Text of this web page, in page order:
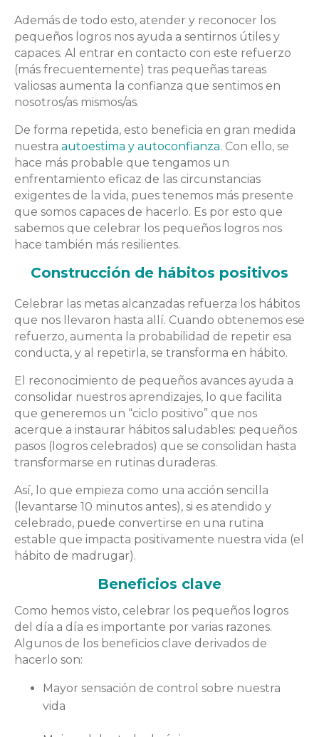
Además de todo esto, atender y reconocer los
pequeños logros nos ayuda a sentirnos útiles y
capaces. Al entrar en contacto con este refuerzo
(más frecuentemente) tras pequeñas tareas
valiosas aumenta la confianza que sentimos en
nosotros/as mismos/as.
De forma repetida, esto beneficia en gran medida
nuestra autoestima y autoconfianza. Con ello, se
hace más probable que tengamos un
enfrentamiento eficaz de las circunstancias
exigentes de la vida, pues tenemos más presente
que somos capaces de hacerlo. Es por esto que
sabemos que celebrar los pequeños logros nos
hace también más resilientes.
Construcción de hábitos positivos
Celebrar las metas alcanzadas refuerza los hábitos
que nos llevaron hasta allí. Cuando obtenemos ese
refuerzo, aumenta la probabilidad de repetir esa
conducta, y al repetirla, se transforma en hábito.
El reconocimiento de pequeños avances ayuda a
consolidar nuestros aprendizajes, lo que facilita
que generemos un “ciclo positivo” que nos
acerque a instaurar hábitos saludables: pequeños
pasos (logros celebrados) que se consolidan hasta
transformarse en rutinas duraderas.
Así, lo que empieza como una acción sencilla
(levantarse 10 minutos antes), si es atendido y
celebrado, puede convertirse en una rutina
estable que impacta positivamente nuestra vida (el
hábito de madrugar).
Beneficios clave
Como hemos visto, celebrar los pequeños logros
del día a día es importante por varias razones.
Algunos de los beneficios clave derivados de
hacerlo son:
Mayor sensación de control sobre nuestra
vida